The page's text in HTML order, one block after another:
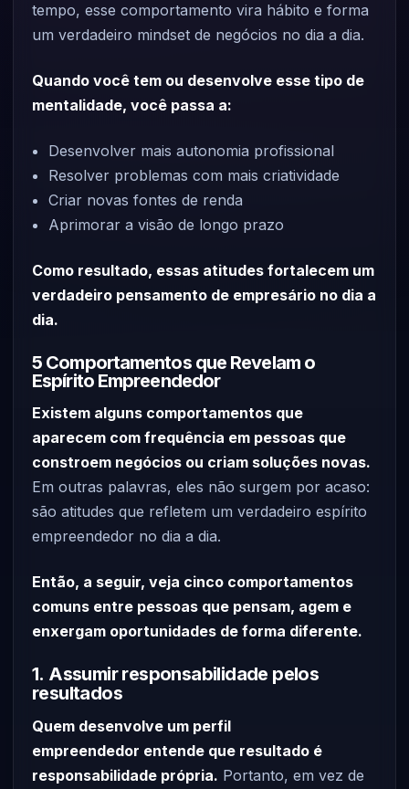
tempo, esse comportamento vira hábito e forma
um verdadeiro mindset de negócios no dia a dia.
Quando você tem ou desenvolve esse tipo de
mentalidade, você passa a:
Desenvolver mais autonomia profissional
Resolver problemas com mais criatividade
Criar novas fontes de renda
Aprimorar a visão de longo prazo
Como resultado, essas atitudes fortalecem um
verdadeiro pensamento de empresário no dia a
dia.
5 Comportamentos que Revelam o
Espírito Empreendedor
Existem alguns comportamentos que
aparecem com frequência em pessoas que
constroem negócios ou criam soluções novas.
Em outras palavras, eles não surgem por acaso:
são atitudes que refletem um verdadeiro espírito
empreendedor no dia a dia.
Então, a seguir, veja cinco comportamentos
comuns entre pessoas que pensam, agem e
enxergam oportunidades de forma diferente.
1. Assumir responsabilidade pelos
resultados
Quem desenvolve um perfil
empreendedor entende que resultado é
responsabilidade própria. Portanto, em vez de